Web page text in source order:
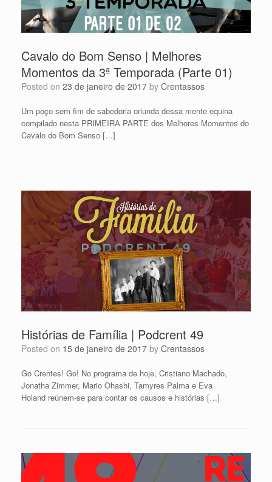
Cavalo do Bom Senso | Melhores
Momentos da 3ª Temporada (Parte 01)
Posted on 23 de janeiro de 2017 by Crentassos
Um poço sem fim de sabedoria oriunda dessa mente equina
compilado nesta PRIMEIRA PARTE dos Melhores Momentos do
Cavalo do Bom Senso […]
Histórias de Família | Podcrent 49
Posted on 15 de janeiro de 2017 by Crentassos
Go Crentes! Go! No programa de hoje, Cristiano Machado,
Jonatha Zimmer, Mario Ohashi, Tamyres Palma e Eva
Holand reúnem-se para contar os causos e histórias […]